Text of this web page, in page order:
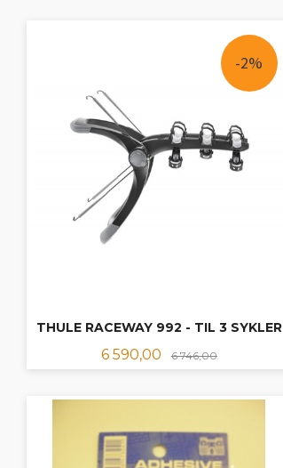
THULE RACEWAY 992 - TIL 3 SYKLER
Tilbud
6 590,00 6 746,00Rabatt
-2%
KJØP